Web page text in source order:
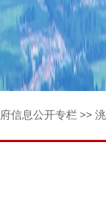
信息公开专栏 >>